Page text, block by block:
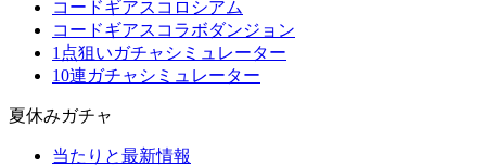
コードギアスコロシアム
コードギアスコラボダンジョン
1点狙いガチャシミュレーター
10連ガチャシミュレーター
夏休みガチャ
当たりと最新情報